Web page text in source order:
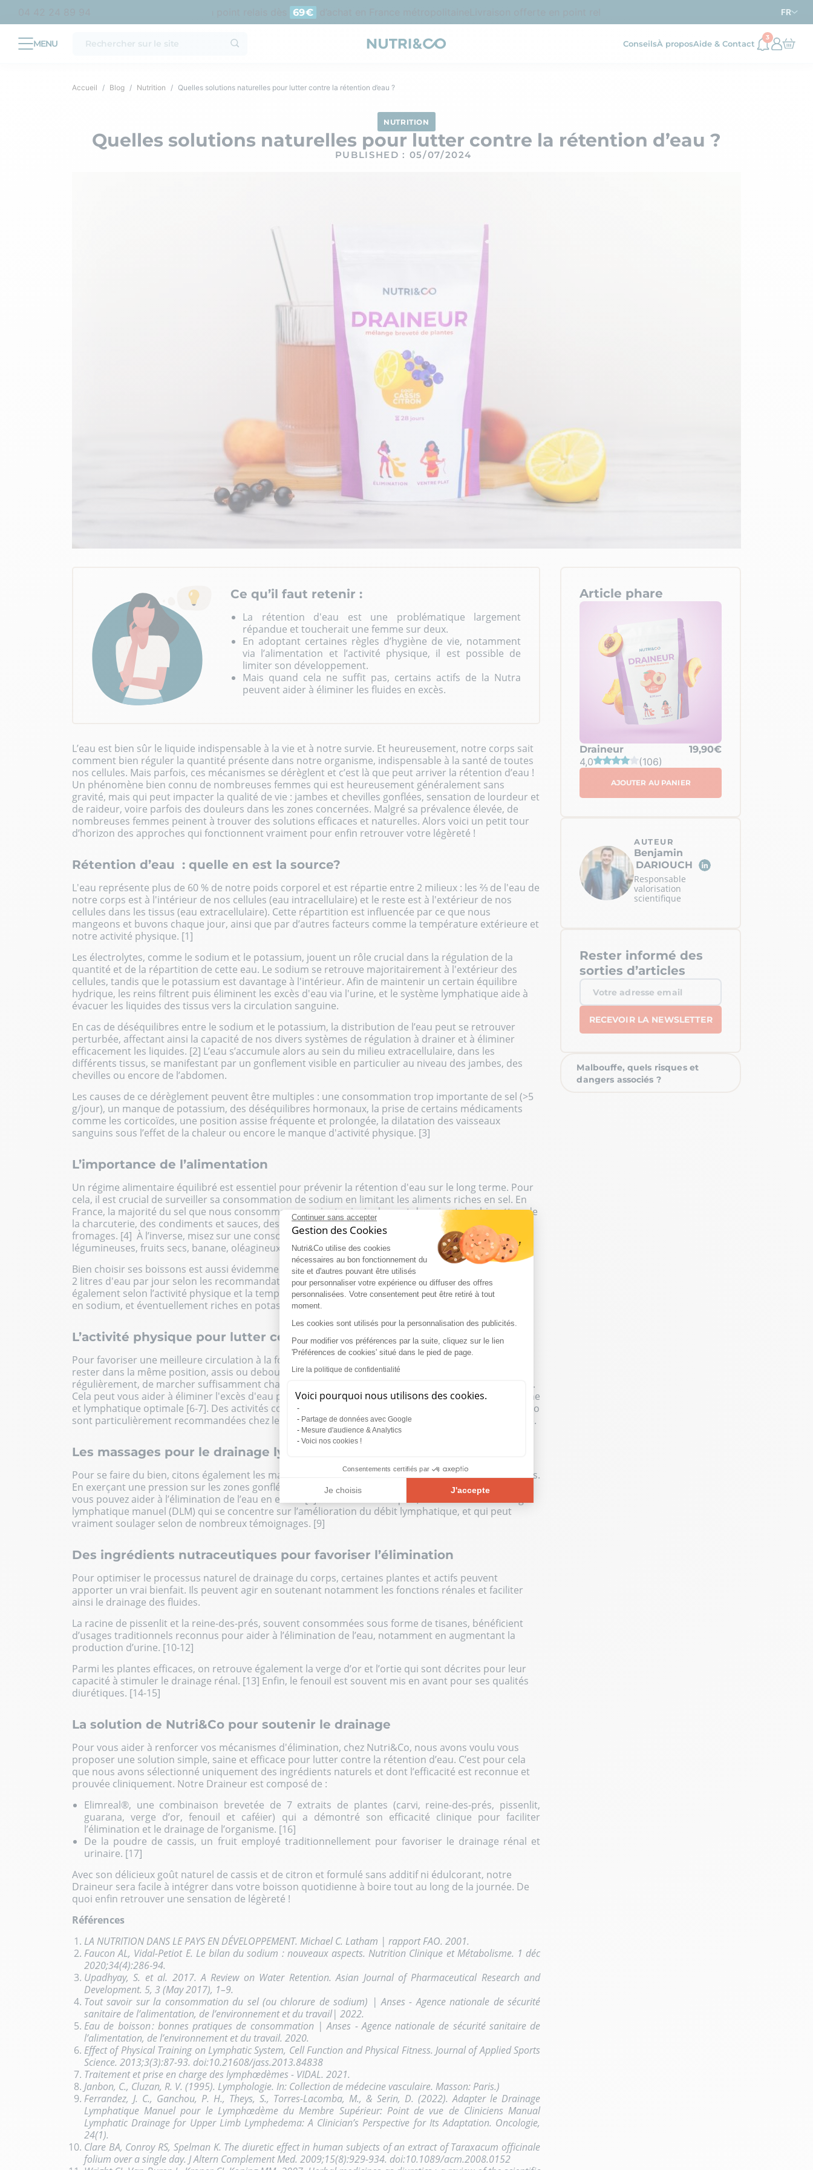
Continuer sans accepter
Gestion des Cookies
Nutri&Co utilise des cookies
nécessaires au bon fonctionnement du
site et d'autres pouvant être utilisés
pour personnaliser votre expérience ou diffuser des offres
personnalisées. Votre consentement peut être retiré à tout
moment.
Les cookies sont utilisés pour la personnalisation des publicités.
Pour modifier vos préférences par la suite, cliquez sur le lien
'Préférences de cookies' situé dans le pied de page.
Lire la politique de confidentialité
Voici pourquoi nous utilisons des cookies.
Partage de données avec Google
Mesure d'audience & Analytics
Voici nos cookies !
Consentements certifiés par
Je choisis J'accepte
Axeptio consent
Plateforme de Gestion du Consentement : Personnalisez vos Options
Notre plateforme vous permet d'adapter et de gérer vos paramètres de confidentialité, en garantissant la conformité avec
69€ d’achat en France métropolitaine d’achat en France métropolitaine
FR
ConseilsÀ proposAide & Contact
3
Accueil Blog Nutrition Quelles solutions naturelles pour lutter contre la rétention d’eau ?
NUTRITION
Quelles solutions naturelles pour lutter contre la rétention d’eau ?
PUBLISHED : 05/07/2024
Ce qu’il faut retenir :
La rétention d'eau est une problématique largement
répandue et toucherait une femme sur deux.
En adoptant certaines règles d’hygiène de vie, notamment
via l’alimentation et l’activité physique, il est possible de
limiter son développement.
Mais quand cela ne suffit pas, certains actifs de la Nutra
peuvent aider à éliminer les fluides en excès.
L’eau est bien sûr le liquide indispensable à la vie et à notre survie. Et heureusement, notre corps sait
comment bien réguler la quantité présente dans notre organisme, indispensable à la santé de toutes
nos cellules. Mais parfois, ces mécanismes se dérèglent et c’est là que peut arriver la rétention d’eau !
Un phénomène bien connu de nombreuses femmes qui est heureusement généralement sans
gravité, mais qui peut impacter la qualité de vie : jambes et chevilles gonflées, sensation de lourdeur et
de raideur, voire parfois des douleurs dans les zones concernées. Malgré sa prévalence élevée, de
nombreuses femmes peinent à trouver des solutions efficaces et naturelles. Alors voici un petit tour
d’horizon des approches qui fonctionnent vraiment pour enfin retrouver votre légèreté !
Rétention d’eau : quelle en est la source?
L'eau représente plus de 60 % de notre poids corporel et est répartie entre 2 milieux : les ⅔ de l'eau de
notre corps est à l'intérieur de nos cellules (eau intracellulaire) et le reste est à l'extérieur de nos
cellules dans les tissus (eau extracellulaire). Cette répartition est influencée par ce que nous
mangeons et buvons chaque jour, ainsi que par d’autres facteurs comme la température extérieure et
notre activité physique. [1]
Les électrolytes, comme le sodium et le potassium, jouent un rôle crucial dans la régulation de la
quantité et de la répartition de cette eau. Le sodium se retrouve majoritairement à l'extérieur des
cellules, tandis que le potassium est davantage à l'intérieur. Afin de maintenir un certain équilibre
hydrique, les reins filtrent puis éliminent les excès d'eau via l'urine, et le système lymphatique aide à
évacuer les liquides des tissus vers la circulation sanguine.
En cas de déséquilibres entre le sodium et le potassium, la distribution de l’eau peut se retrouver
perturbée, affectant ainsi la capacité de nos divers systèmes de régulation à drainer et à éliminer
efficacement les liquides. [2] L’eau s’accumule alors au sein du milieu extracellulaire, dans les
différents tissus, se manifestant par un gonflement visible en particulier au niveau des jambes, des
chevilles ou encore de l’abdomen.
Les causes de ce dérèglement peuvent être multiples : une consommation trop importante de sel (>5
g/jour), un manque de potassium, des déséquilibres hormonaux, la prise de certains médicaments
comme les corticoïdes, une position assise fréquente et prolongée, la dilatation des vaisseaux
sanguins sous l’effet de la chaleur ou encore le manque d'activité physique. [3]
L’importance de l’alimentation
Un régime alimentaire équilibré est essentiel pour prévenir la rétention d'eau sur le long terme. Pour
cela, il est crucial de surveiller sa consommation de sodium en limitant les aliments riches en sel. En
France, la majorité du sel que nous consommons provient principalement du pain et des biscottes, de
la charcuterie, des condiments et sauces, des plats préparés et ultra-transformés ainsi que des
fromages. [4] À l’inverse, misez sur une consommation régulièred'aliments riches en potassium:
légumineuses, fruits secs, banane, oléagineux ou encore poissons gras.
Bien choisir ses boissons est aussi évidemment fondamental ! Il est recommandé de boire entre 1,5 à
2 litres d'eau par jour selon les recommandations officielles, une quantité qui peut augmenter
également selon l’activité physique et la température [5]. Il faut évidemment choisir des eaux pauvres
en sodium, et éventuellement riches en potassium.
L’activité physique pour lutter contre la rétention d’eau
Pour favoriser une meilleure circulation à la fois sanguine et lymphatique, il est conseillé d'éviter de
rester dans la même position, assis ou debout, trop longtemps. Il est préférable de se lever
régulièrement, de marcher suffisamment chaque jour et de pratiquer une activité physique régulière.
Cela peut vous aider à éliminer l'excès d'eau par la transpiration et à soutenir une circulation sanguine
et lymphatique optimale [6-7]. Des activités comme la natation, l'aquabiking, la course à pied ou le vélo
sont particulièrement recommandées chez les personnes qui souffrent de rétention d’eau chronique.
Les massages pour le drainage lymphatique
Pour se faire du bien, citons également les massages, qui peuvent favoriser le drainage de votre corps.
En exerçant une pression sur les zones gonflées et en suivant le trajet des vaisseaux lymphatiques,
vous pouvez aider à l’élimination de l’eau en excès. [8] Parmi ces techniques, on retrouve le drainage
lymphatique manuel (DLM) qui se concentre sur l’amélioration du débit lymphatique, et qui peut
vraiment soulager selon de nombreux témoignages. [9]
Des ingrédients nutraceutiques pour favoriser l’élimination
Pour optimiser le processus naturel de drainage du corps, certaines plantes et actifs peuvent
apporter un vrai bienfait. Ils peuvent agir en soutenant notamment les fonctions rénales et faciliter
ainsi le drainage des fluides.
La racine de pissenlit et la reine-des-prés, souvent consommées sous forme de tisanes, bénéficient
d’usages traditionnels reconnus pour aider à l’élimination de l’eau, notamment en augmentant la
production d’urine. [10-12]
Parmi les plantes efficaces, on retrouve également la verge d’or et l’ortie qui sont décrites pour leur
capacité à stimuler le drainage rénal. [13] Enfin, le fenouil est souvent mis en avant pour ses qualités
diurétiques. [14-15]
La solution de Nutri&Co pour soutenir le drainage
Pour vous aider à renforcer vos mécanismes d'élimination, chez Nutri&Co, nous avons voulu vous
proposer une solution simple, saine et efficace pour lutter contre la rétention d’eau. C’est pour cela
que nous avons sélectionné uniquement des ingrédients naturels et dont l’efficacité est reconnue et
prouvée cliniquement. Notre Draineur est composé de :
Elimreal®, une combinaison brevetée de 7 extraits de plantes (carvi, reine-des-prés, pissenlit,
guarana, verge d’or, fenouil et caféier) qui a démontré son efficacité clinique pour faciliter
l’élimination et le drainage de l’organisme. [16]
De la poudre de cassis, un fruit employé traditionnellement pour favoriser le drainage rénal et
urinaire. [17]
Avec son délicieux goût naturel de cassis et de citron et formulé sans additif ni édulcorant, notre
Draineur sera facile à intégrer dans votre boisson quotidienne à boire tout au long de la journée. De
quoi enfin retrouver une sensation de légèreté !
Références
LA NUTRITION DANS LE PAYS EN DÉVELOPPEMENT. Michael C. Latham | rapport FAO. 2001.
Faucon AL, Vidal-Petiot E. Le bilan du sodium : nouveaux aspects. Nutrition Clinique et Métabolisme. 1 déc
2020;34(4):286‑94.
Upadhyay, S. et al. 2017. A Review on Water Retention. Asian Journal of Pharmaceutical Research and
Development. 5, 3 (May 2017), 1–9.
Tout savoir sur la consommation du sel (ou chlorure de sodium) | Anses - Agence nationale de sécurité
sanitaire de l’alimentation, de l’environnement et du travail| 2022.
Eau de boisson : bonnes pratiques de consommation | Anses - Agence nationale de sécurité sanitaire de
l’alimentation, de l’environnement et du travail. 2020.
Effect of Physical Training on Lymphatic System, Cell Function and Physical Fitness. Journal of Applied Sports
Science. 2013;3(3):87-93. doi:10.21608/jass.2013.84838
Traitement et prise en charge des lymphœdèmes - VIDAL. 2021.
Janbon, C., Cluzan, R. V. (1995). Lymphologie. In: Collection de médecine vasculaire. Masson: Paris.)
Ferrandez, J. C., Ganchou, P. H., Theys, S., Torres-Lacomba, M., & Serin, D. (2022). Adapter le Drainage
Lymphatique Manuel pour le Lymphœdème du Membre Supérieur: Point de vue de Cliniciens Manual
Lymphatic Drainage for Upper Limb Lymphedema: A Clinician’s Perspective for Its Adaptation. Oncologie,
24(1).
Clare BA, Conroy RS, Spelman K. The diuretic effect in human subjects of an extract of Taraxacum officinale
folium over a single day. J Altern Complement Med. 2009;15(8):929-934. doi:10.1089/acm.2008.0152
Article phare
Draineur 19,90€
4,0 (106)
AJOUTER AU PANIER
AUTEUR
Benjamin
DARIOUCH
Responsable
valorisation
scientifique
Rester informé des
sorties d’articles
Malbouffe, quels risques et
dangers associés ?